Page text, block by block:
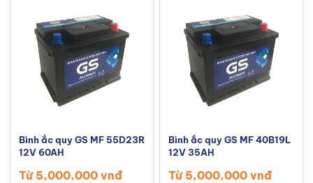
Bình ắc quy GS MF 55D23R
12V 60AH
Từ 5,000,000 vnđ
Bình ắc quy GS MF 40B19L
12V 35AH
Từ 5,000,000 vnđ